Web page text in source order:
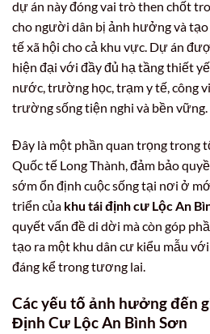
dự án này đóng vai trò then chốt
cho người dân bị ảnh hưởng và
tế xã hội cho cả khu vực. Dự án
hiện đại với đầy đủ hạ tầng thiết
nước, trường học, trạm y tế, công
trường sống tiện nghi và bền vững.
Đây là một phần quan trọng trong
Quốc tế Long Thành, đảm bảo
sớm ổn định cuộc sống tại nơi ở
triển của khu tái định cư Lộc An
quyết vấn đề di dời mà còn góp
tạo ra một khu dân cư kiểu mẫu
đáng kể trong tương lai.
Các yếu tố ảnh hưởng đến
Định Cư Lộc An Bình Sơn